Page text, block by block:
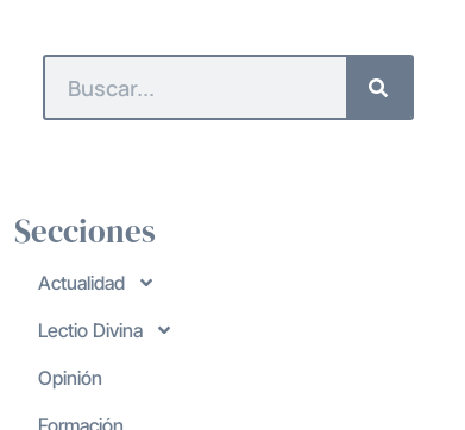
Secciones
Actualidad
Lectio Divina
Opinión